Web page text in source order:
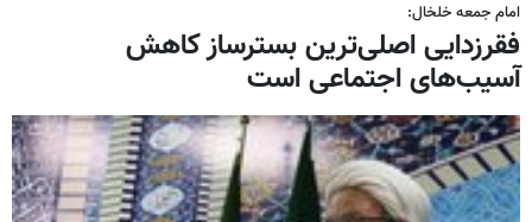
امام جمعه خلخال:
فقرزدایی اصلی‌ترین بسترساز کاهش
آسیب‌های اجتماعی است